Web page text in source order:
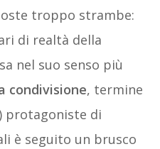
troppo strambe:
di realtà della
nel suo senso più
condivisione, termine
protagoniste di
è seguito un brusco